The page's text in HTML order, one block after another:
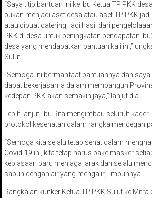
“Saya titip bantuan ini ke Ibu Ketua TP PKK
bukan menjadi aset desa atau aset TP PKK
atau dibuat catering, jadi hasil dari
PKK di desa untuk peningkatan pendapatan
desa yang mendapatkan bantuan kali ini,”
Sulut.
“Semoga ini bermanfaat bantuannya dan
dapat bekerjasama dalam membangun
kedepan PKK akan semakin jaya,” lanjut dia.
Lebih lanjut, Ibu Rita mengimbau seluruh
protokol kesehatan dalam rangka mencegah
“Semoga kita selalu tetap sehat dalam
Covid-19 ini, kita tetap harus pake masker
kebiasaan baru menjaga jarak dan selalu
sabun dengan air yang mengalir,” imbuhnya.
Rangkaian kunker Ketua TP PKK Sulut ke